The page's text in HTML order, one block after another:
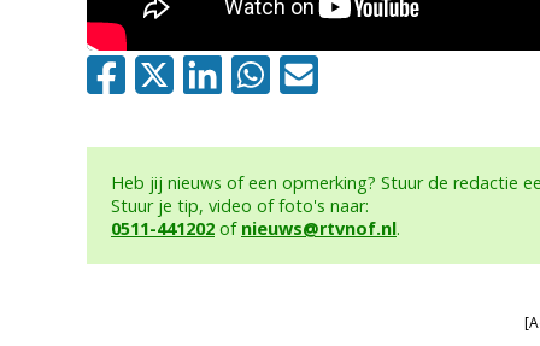
Heb jij nieuws of een opmerking? Stuur de redactie
Stuur je tip, video of foto's naar:
0511-441202 of nieuws@rtvnof.nl.